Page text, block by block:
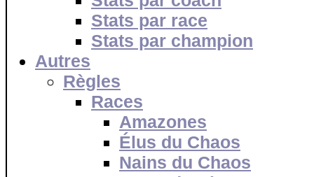
Stats par race
Stats par champion
Autres
Règles
Races
Amazones
Élus du Chaos
Nains du Chaos